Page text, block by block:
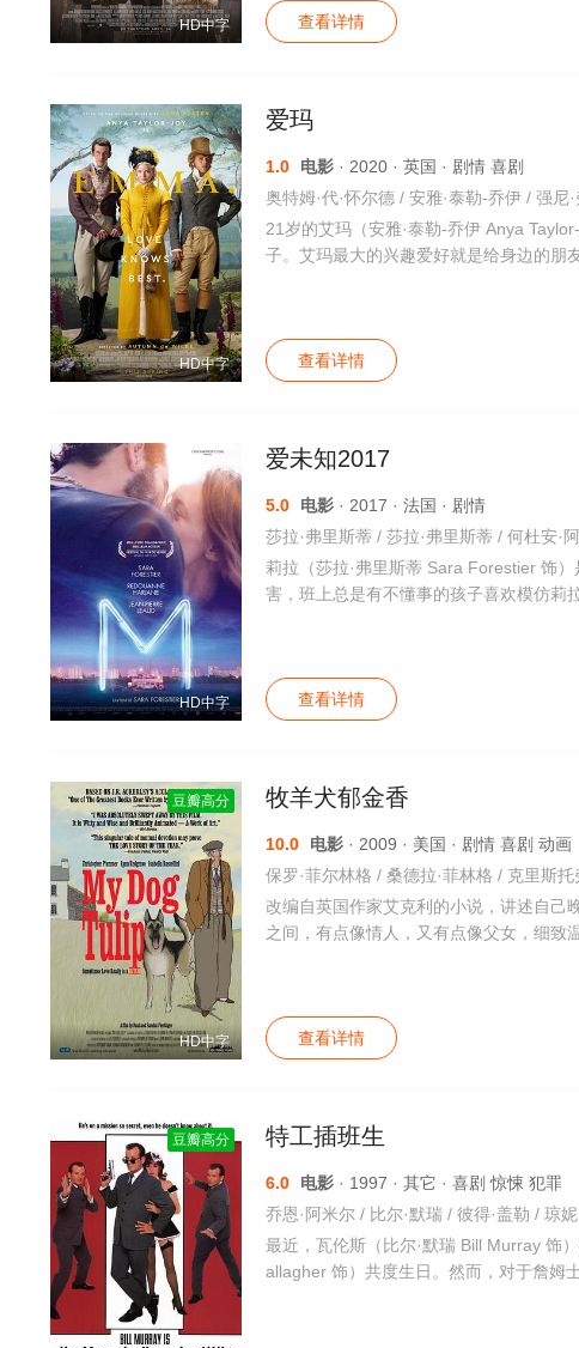
HD中字 查看详情
HD中字
爱玛
1.0 电影 · 2020 · 英国 · 剧情 喜剧
21岁的艾玛（安雅·泰勒-乔伊 Anya
子。艾玛最大的兴趣爱好就是给身边的朋
查看详情
HD中字
爱未知2017
5.0 电影 · 2017 · 法国 · 剧情
莉拉（莎拉·弗里斯蒂 Sara Forestier 饰
害，班上总是有不懂事的孩子喜欢模仿莉
查看详情
豆瓣高分
HD中字
牧羊犬郁金香
10.0 电影 · 2009 · 美国 · 剧情 喜剧 动画
改编自英国作家艾克利的小说，讲述自己
之间，有点像情人，又有点像父女，细致
查看详情
豆瓣高分 特工插班生
6.0 电影 · 1997 · 其它 · 喜剧 惊悚 犯罪
最近，瓦伦斯（比尔·默瑞 Bill Murray 饰
allagher 饰）共度生日。然而，对于詹姆